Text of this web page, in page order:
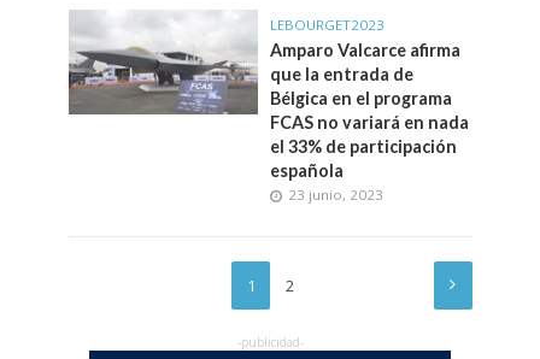
LEBOURGET2023
Amparo Valcarce afirma
que la entrada de
Bélgica en el programa
FCAS no variará en nada
el 33% de participación
española
23 junio, 2023
1 2